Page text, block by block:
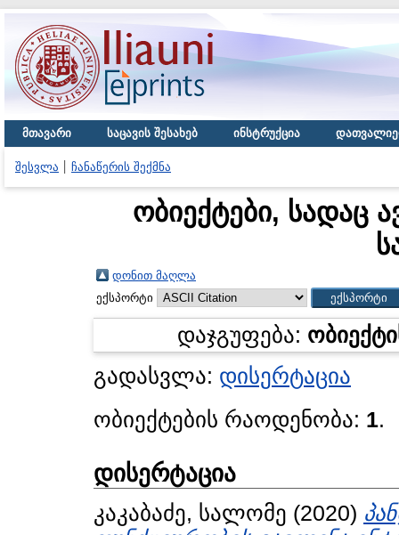
მთავარი საცავის შესახებ ინსტრუქცია
შესვლა ჩანაწერის შექმნა
ობიექტები, სადაც
დონით მაღლა
ექსპორტი
დაჯგუფება:
გადასვლა: დისერტაცია
ობიექტების რაოდენობა: 1.
დისერტაცია
კაკაბაძე, სალომე (2020)